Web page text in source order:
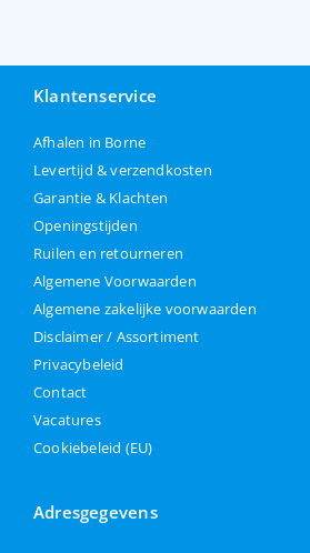
Klantenservice
Afhalen in Borne
Levertijd & verzendkosten
Garantie & Klachten
Openingstijden
Ruilen en retourneren
Algemene Voorwaarden
Algemene zakelijke voorwaarden
Disclaimer / Assortiment
Privacybeleid
Contact
Vacatures
Cookiebeleid (EU)
Adresgegevens